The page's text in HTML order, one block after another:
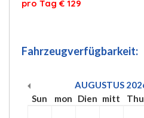
pro Tag € 129
Fahrzeugverfügbarkeit:
AUGUSTUS
Sun
mon Dien mitt Thu